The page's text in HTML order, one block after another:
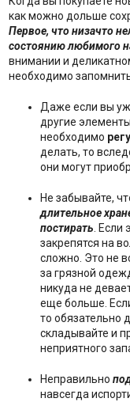
как можно дольше
Первое, что низачто
состоянию любимого
внимании и
необходимо
Даже если вы
другие
необходимо
делать, то
они могут
Не забывайте,
длительное
постирать .
закрепятся на
сложно. Это не
за грязной
никуда не
еще больше.
то обязательно
складывайте и
неприятного
Неправильно
навсегда